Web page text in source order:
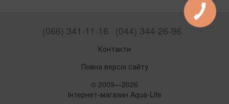
(066) 341-11-16 (044) 344-26-96
Контакти
Повна версія сайту
© 2009—2026
Інтернет-магазин Aqua-Life